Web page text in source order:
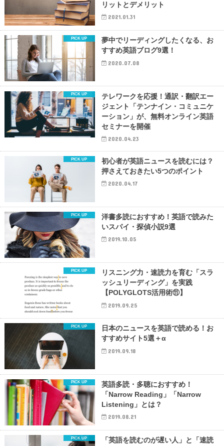
リットとデメリット
2021.01.31
夢中でリーディングしたくなる、お
すすめ英語ブログ9選！
2020.07.08
テレワークを応援！通訳・翻訳エー
ジェント「テンナイン・コミュニケ
ーション」が、無料オンライン英語
セミナーを開催
2020.04.23
初心者が英語ニュースを読むには？
押さえておきたい5つのポイント
2020.04.17
洋書多読におすすめ！英語で読みた
いスパイ・探偵小説9選
2019.10.05
リスニング力・速読力を育む「スラ
ッシュリーディング」を実践
【POLYGLOTS活用術⑪】
2019.09.25
日本のニュースを英語で読める！お
すすめサイト5選＋α
2019.09.18
英語多読・多聴におすすめ！
「Narrow Reading」「Narrow
Listening」とは？
2019.08.21
「英語を読むのが遅い人」と「速読